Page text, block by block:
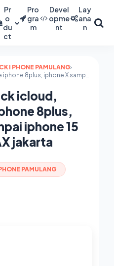
Pr
o
du
ct
Pro
gra
m
Devel
opme
nt
Lay
ana
n
I PHONE PAMULANG›
jasa unlock icloud, passcode iphone 8plus, iphone X sampai iphone 15 PRO MAX jakarta
icloud,
8plus,
iphone 15
jakarta
PAMULANG